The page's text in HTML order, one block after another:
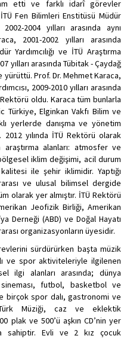
etti ve farklı idarî görevler
Fen Bilimleri Enstitüsü Müdür
2004 yılları arasında aynı
2001-2002 yılları arasında
Yardımcılığı ve İTÜ Araştırma
yılları arasında Tübitak - Çaydağ
Prof. Dr. Mehmet Karaca,
2009-2010 yılları arasında
oldu. Karaca tüm bunlarla
Türkiye, Elginkan Vakfı Bilim ve
yerlerde danışma ve yönetim
yılında İTÜ Rektörü olarak
araştırma alanları: atmosfer ve
iklim değişimi, acil durum
ile şehir iklimidir. Yaptığı
ve ulusal bilimsel dergide
olarak yer almıştır. İTÜ Rektörü
Jeofizik Birliği, Amerikan
Derneği (ABD) ve Doğal Hayatı
organizasyonların üyesidir.
sürdürürken başta müzik
ve spor aktiviteleriyle ilgilenen
ilgi alanları arasında; dünya
futbol, basketbol ve
birçok spor dalı, gastronomi ve
Müziği, caz ve eklektik
plak ve 500’ü aşkın CD’nin yer
sahiptir. Evli ve 2 kız çocuk